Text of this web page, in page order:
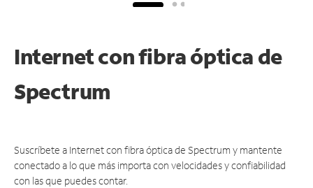
Internet con fibra óptica de
Spectrum
Suscríbete a Internet con fibra óptica de Spectrum y mantente
conectado a lo que más importa con velocidades y confiabilidad
con las que puedes contar.